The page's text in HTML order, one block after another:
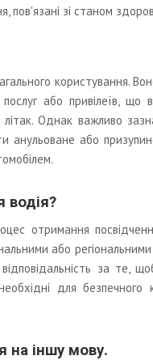
зі станом
користування.
або привілеїв, що
Однак важливо
анульоване або
водія?
отримання
або
за те,
для безпечного
на іншу мову.